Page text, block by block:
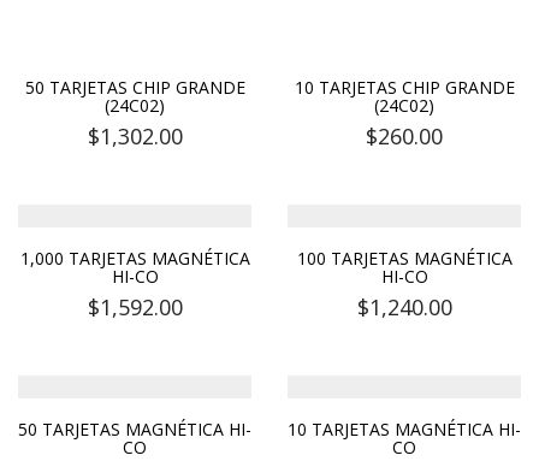
50 TARJETAS CHIP GRANDE
(24C02)
$1,302.00
10 TARJETAS CHIP GRANDE
(24C02)
$260.00
1,000 TARJETAS MAGNÉTICA
HI-CO
$1,592.00
100 TARJETAS MAGNÉTICA
HI-CO
$1,240.00
50 TARJETAS MAGNÉTICA HI-
CO
10 TARJETAS MAGNÉTICA HI-
CO